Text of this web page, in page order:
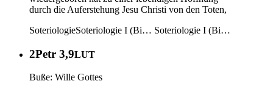
durch die Auferstehung Jesu Christi von den Toten,
SoteriologieSoteriologie I (Bi… Soteriologie I (Bi…
2Petr 3,9LUT
Buße: Wille Gottes